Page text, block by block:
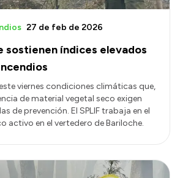
sostienen índices elevados
27 de feb de 2026
viernes condiciones climáticas que,
de material vegetal seco exigen
de prevención. El SPLIF trabaja en el
activo en el vertedero de Bariloche.